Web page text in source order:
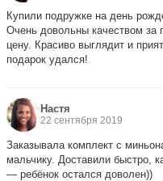
Купили подружке на день
Очень довольны качеством за
цену. Красиво выглядит и
подарок удался!
Настя
22 сентября 2019
Заказывала комплект с
мальчику. Доставили быстро,
— ребёнок остался доволен))